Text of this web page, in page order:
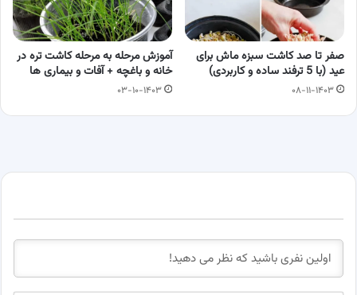
صفر تا صد کاشت سبزه ماش برای
عید (با 5 ترفند ساده و کاربردی)
۰۸-۱۱-۱۴۰۳
آموزش مرحله به مرحله کاشت تره در
خانه و باغچه + آفات و بیماری ها
۰۳-۱۰-۱۴۰۳